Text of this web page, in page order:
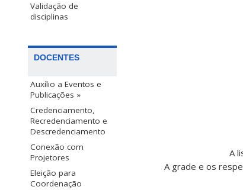
Validação de
disciplinas
DOCENTES
Auxílio a Eventos e
Publicações »
Credenciamento,
Recredenciamento e
Descredenciamento
Conexão com
Projetores
Eleição para
Coordenação
A
A grade e os